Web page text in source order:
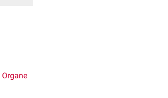
Organe